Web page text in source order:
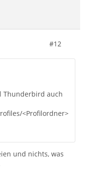
#12
Thunderbird auch
<Profilordner>
und nichts, was